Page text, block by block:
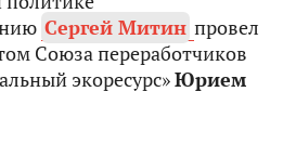
Сергей Митин провел
Союза переработчиков
экоресурс»Юрием